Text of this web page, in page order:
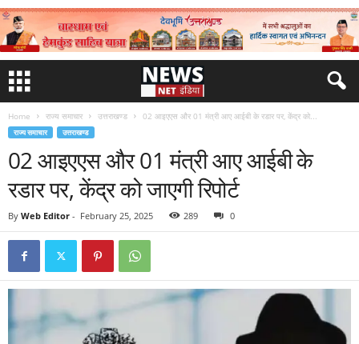
Home राज्य समाचार उत्तराखण्ड 02 आइएएस और 01 मंत्री आए आईबी के रडार पर, केंद्र को...
राज्य समाचार उत्तराखण्ड
02 आइएएस और 01 मंत्री आए आईबी के
रडार पर, केंद्र को जाएगी रिपोर्ट
By Web Editor - February 25, 2025 289 0